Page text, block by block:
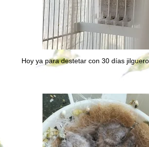
Hoy ya para destetar con 30 días